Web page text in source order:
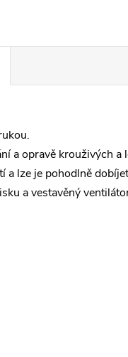
a opravě krouživých a
lze je pohodlně
a vestavěný